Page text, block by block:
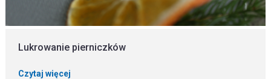
Lukrowanie pierniczków
Czytaj więcej